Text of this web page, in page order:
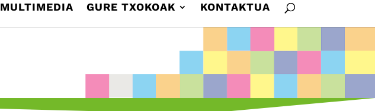
MULTIMEDIA GURE TXOKOAK KONTAKTUA